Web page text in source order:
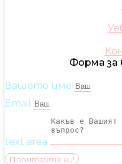
Форма за
Вашето име
Email
text area
Попитайте ни!